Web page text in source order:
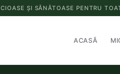
ȘI SĂNĂTOASE PENTRU
ACASĂ